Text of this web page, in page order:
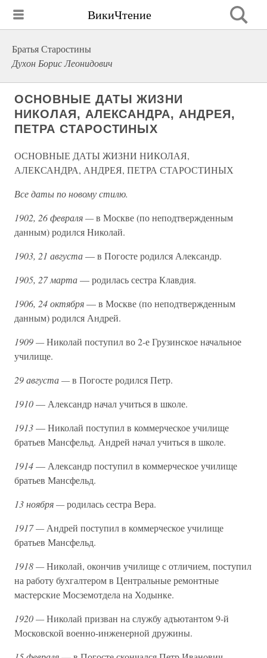
ВикиЧтение
Братья Старостины
Духон Борис Леонидович
ОСНОВНЫЕ ДАТЫ ЖИЗНИ
НИКОЛАЯ, АЛЕКСАНДРА, АНДРЕЯ,
ПЕТРА СТАРОСТИНЫХ
ОСНОВНЫЕ ДАТЫ ЖИЗНИ НИКОЛАЯ,
АЛЕКСАНДРА, АНДРЕЯ, ПЕТРА СТАРОСТИНЫХ
Все даты по новому стилю.
1902, 26 февраля —в Москве (по неподтвержденным
данным) родился Николай.
1903, 21 августа— в Погосте родился Александр.
1905, 27 марта— родилась сестра Клавдия.
1906, 24 октября— в Москве (по неподтвержденным
данным) родился Андрей.
1909 —Николай поступил во 2-е Грузинское начальное
училище.
29 августа —в Погосте родился Петр.
1910— Александр начал учиться в школе.
1913— Николай поступил в коммерческое училище
братьев Мансфельд. Андрей начал учиться в школе.
1914— Александр поступил в коммерческое училище
братьев Мансфельд.
13 ноября —родилась сестра Вера.
1917 —Андрей поступил в коммерческое училище
братьев Мансфельд.
1918 —Николай, окончив училище с отличием, поступил
на работу бухгалтером в Центральные ремонтные
мастерские Мосземотдела на Ходынке.
1920 —Николай призван на службу адъютантом 9-й
Московской военно-инженерной дружины.